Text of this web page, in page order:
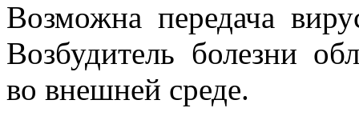
Возможна передача
Возбудитель болезни
во внешней среде.